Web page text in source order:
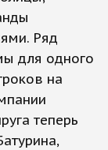
Ряд
для одного
на
теперь